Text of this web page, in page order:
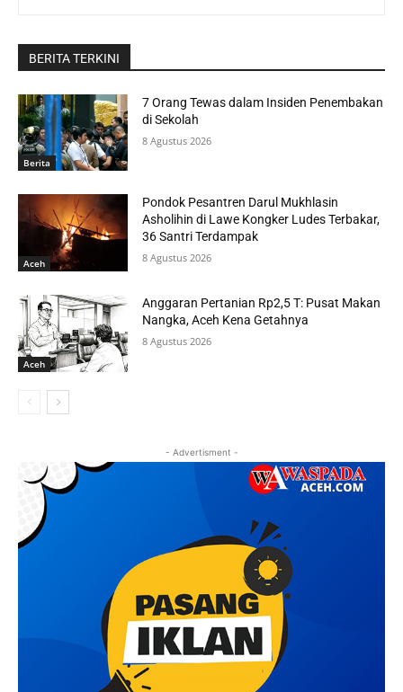
BERITA TERKINI
Berita
7 Orang Tewas dalam Insiden Penembakan
di Sekolah
8 Agustus 2026
Aceh
Pondok Pesantren Darul Mukhlasin
Asholihin di Lawe Kongker Ludes Terbakar,
36 Santri Terdampak
8 Agustus 2026
Aceh
Anggaran Pertanian Rp2,5 T: Pusat Makan
Nangka, Aceh Kena Getahnya
8 Agustus 2026
- Advertisment -